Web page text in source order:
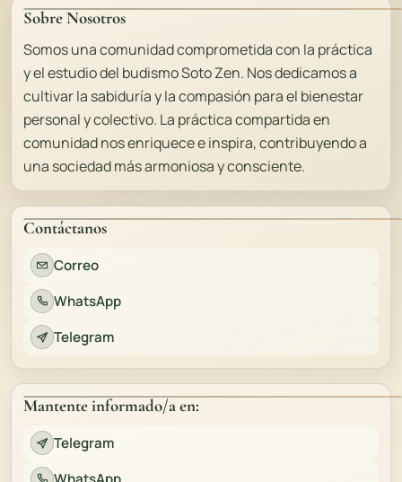
Sobre Nosotros
Somos una comunidad comprometida con la práctica
y el estudio del budismo Soto Zen. Nos dedicamos a
cultivar la sabiduría y la compasión para el bienestar
personal y colectivo. La práctica compartida en
comunidad nos enriquece e inspira, contribuyendo a
una sociedad más armoniosa y consciente.
Contáctanos
Correo
WhatsApp
Telegram
Mantente informado/a en:
Telegram